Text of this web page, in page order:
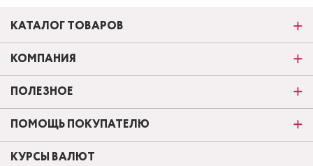
КАТАЛОГ ТОВАРОВ
КОМПАНИЯ
ПОЛЕЗНОЕ
ПОМОЩЬ ПОКУПАТЕЛЮ
КУРСЫ ВАЛЮТ